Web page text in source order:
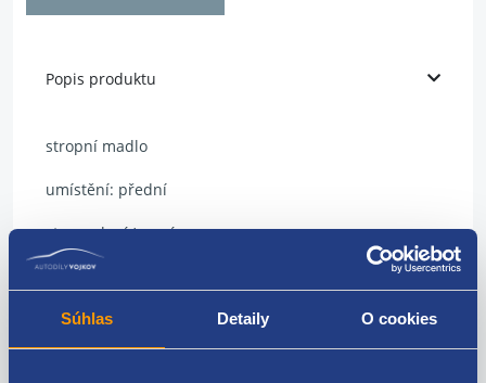
Súhlas Detaily O cookies
Popis produktu
stropní madlo
umístění: přední
strana: levá/pravá
barva: Y20: perlově šedá
VAG originál: 5G0857607B